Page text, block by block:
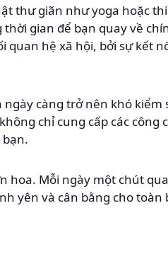
thư giãn như yoga hoặc
gian để bạn quay về
hệ xã hội, bởi sự kết
càng trở nên khó kiểm
chỉ cung cấp các công
hoa. Mỗi ngày một chút
yên và cân bằng cho toàn